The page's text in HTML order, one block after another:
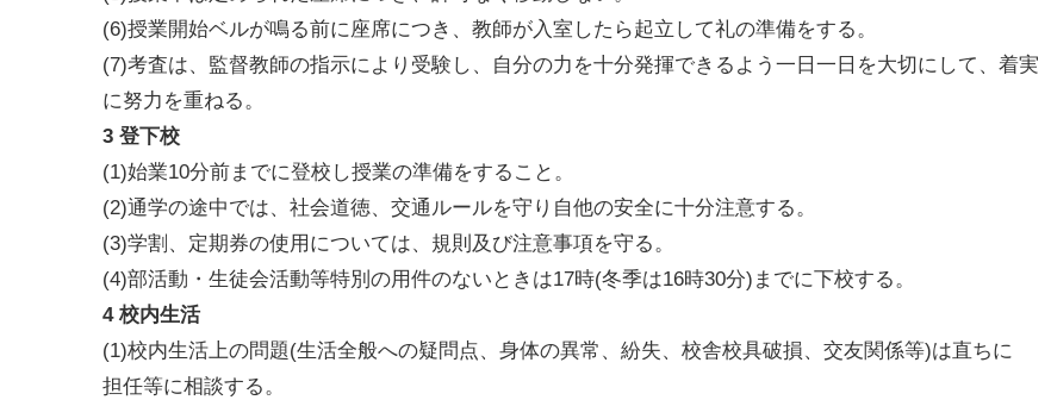
(6)授業開始ベルが鳴る前に座席につき、教師が入室したら起立して礼の準備をする。
(7)考査は、監督教師の指示により受験し、自分の力を十分発揮できるよう一日一日を大切にして、着実
に努力を重ねる。
3 登下校
(1)始業10分前までに登校し授業の準備をすること。
(2)通学の途中では、社会道徳、交通ルールを守り自他の安全に十分注意する。
(3)学割、定期券の使用については、規則及び注意事項を守る。
(4)部活動・生徒会活動等特別の用件のないときは17時(冬季は16時30分)までに下校する。
4 校内生活
(1)校内生活上の問題(生活全般への疑問点、身体の異常、紛失、校舎校具破損、交友関係等)は直ちに
担任等に相談する。